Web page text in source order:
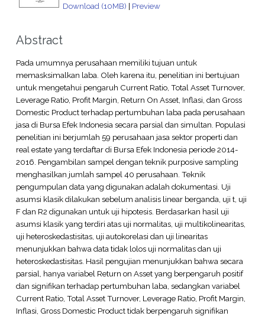
Download (10MB) | Preview
Abstract
Pada umumnya perusahaan memiliki tujuan untuk
memasksimalkan laba. Oleh karena itu, penelitian ini bertujuan
untuk mengetahui pengaruh Current Ratio, Total Asset Turnover,
Leverage Ratio, Profit Margin, Return On Asset, Inflasi, dan Gross
Domestic Product terhadap pertumbuhan laba pada perusahaan
jasa di Bursa Efek Indonesia secara parsial dan simultan. Populasi
penelitian ini berjumlah 59 perusahaan jasa sektor properti dan
real estate yang terdaftar di Bursa Efek Indonesia periode 2014-
2016. Pengambilan sampel dengan teknik purposive sampling
menghasilkan jumlah sampel 40 perusahaan. Teknik
pengumpulan data yang digunakan adalah dokumentasi. Uji
asumsi klasik dilakukan sebelum analisis linear berganda, uji t, uji
F dan R2 digunakan untuk uji hipotesis. Berdasarkan hasil uji
asumsi klasik yang terdiri atas uji normalitas, uji multikolinearitas,
uji heteroskedastisitas, uji autokorelasi dan uji linearitas
menunjukkan bahwa data tidak lolos uji normalitas dan uji
heteroskedastisitas. Hasil pengujian menunjukkan bahwa secara
parsial, hanya variabel Return on Asset yang berpengaruh positif
dan signifikan terhadap pertumbuhan laba, sedangkan variabel
Current Ratio, Total Asset Turnover, Leverage Ratio, Profit Margin,
Inflasi, Gross Domestic Product tidak berpengaruh signifikan